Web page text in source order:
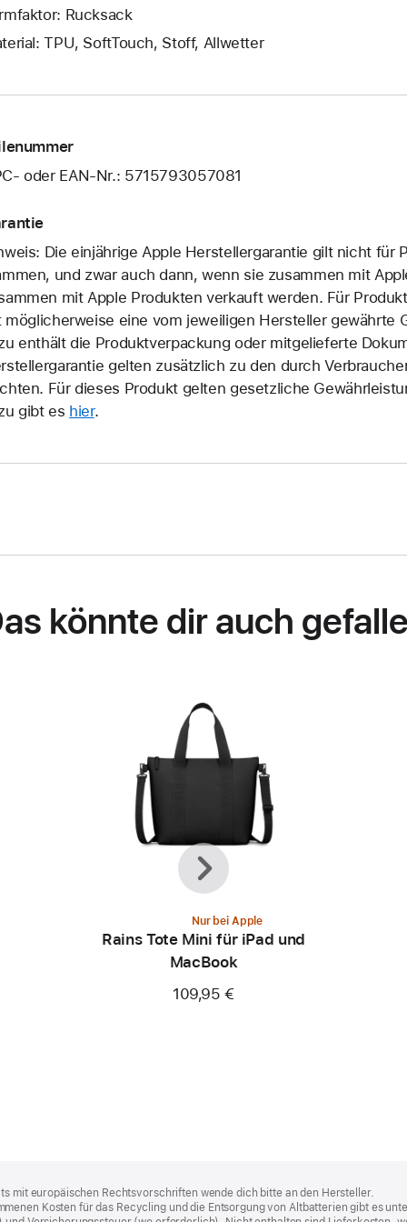
Rucksack
TPU, SoftTouch, Stoff, Allwetter
oder EAN-Nr.: 5715793057081
Die einjährige Apple Herstellergarantie gilt nicht für
und zwar auch dann, wenn sie zusammen mit
mit Apple Produkten verkauft werden. Für
möglicherweise eine vom jeweiligen Hersteller gewährte
enthält die Produktverpackung oder mitgelieferte
gelten zusätzlich zu den durch
Für dieses Produkt gelten gesetzliche
gibt es hier.
könnte dir auch
Nur bei Apple
Rains Tote Mini für iPad und
MacBook
109,95 €
Zurück
Weiter
mit europäischen Rechtsvorschriften wende dich bitte an den Hersteller.
Kosten für das Recycling und die Entsorgung von Altbatterien gibt es